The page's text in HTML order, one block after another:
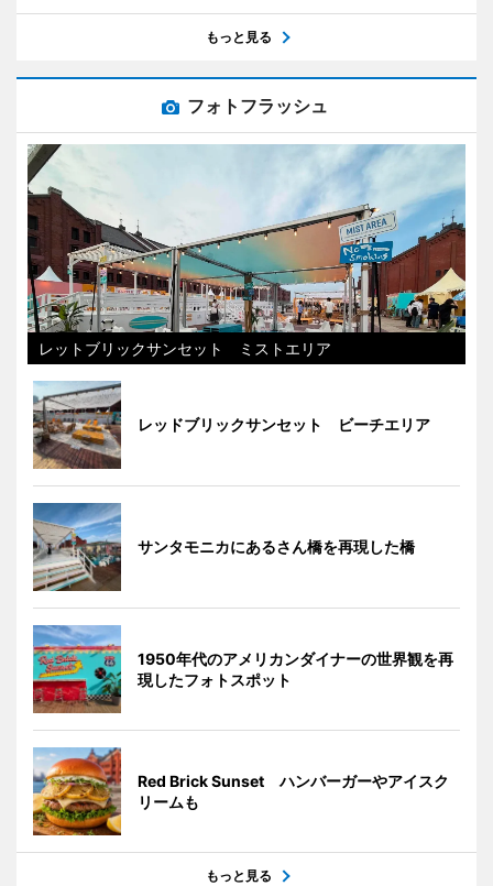
もっと見る
フォトフラッシュ
レットブリックサンセット ミストエリア
レッドブリックサンセット ビーチエリア
サンタモニカにあるさん橋を再現した橋
1950年代のアメリカンダイナーの世界観を再
現したフォトスポット
Red Brick Sunset ハンバーガーやアイスク
リームも
もっと見る